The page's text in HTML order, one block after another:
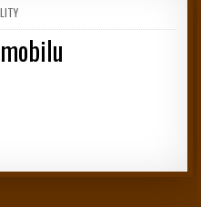
IN